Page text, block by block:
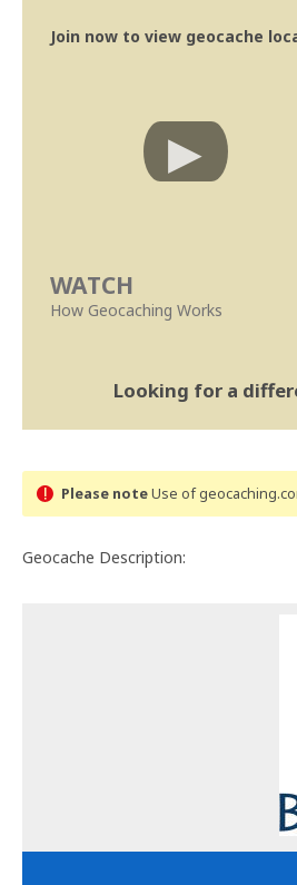
Join now to view geocache
WATCH
How Geocaching Works
Looking for a
Please noteUse of
Geocache Description: